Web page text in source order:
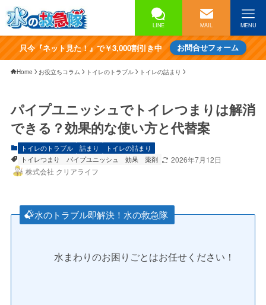
LINE MAIL MENU
只今『ネット見た！』で￥3,000割引き中 お問合せフォーム
Home お役立ちコラム トイレのトラブル トイレの詰まり
パイプユニッシュでトイレつまりは解消
できる？効果的な使い方と代替案
トイレのトラブル 詰まり
トイレの詰まり
トイレつまり
パイプユニッシュ 効果 薬剤
2026年7月12日
株式会社 クリアライフ
水のトラブル即解決！水の救急隊
水まわりのお困りごとはお任せください！